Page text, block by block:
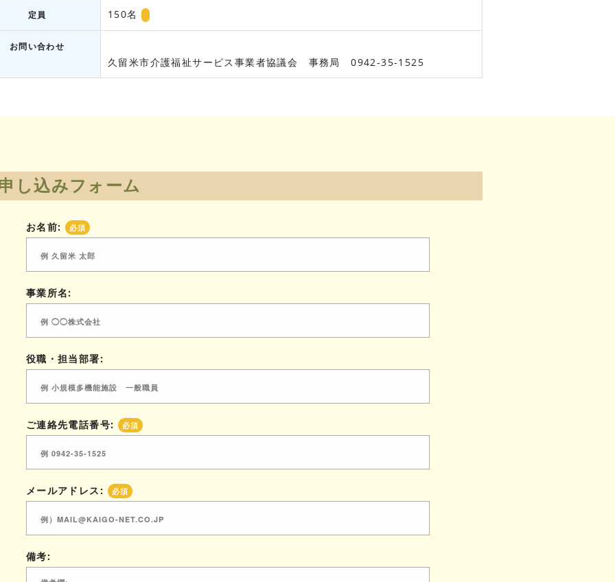
定員 150名
お問い合わせ
久留米市介護福祉サービス事業者協議会 事務局 0942-35-1525
し込みフォーム
お名前: 必須
事業所名:
役職・担当部署:
ご連絡先電話番号: 必須
メールアドレス: 必須
備考: